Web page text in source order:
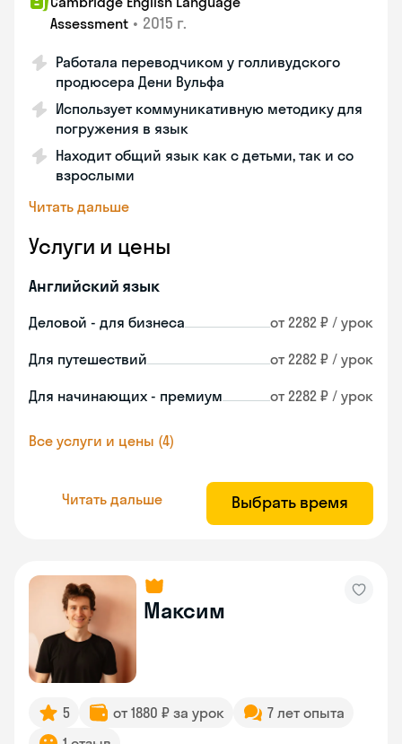
Assessment • 2015 г.
Работала переводчиком у голливудского
продюсера Дени Вульфа
Использует коммуникативную методику для
погружения в язык
Находит общий язык как с детьми, так и со
взрослыми
Читать дальше
Услуги и цены
Английский язык
Деловой - для бизнеса от 2282 ₽ / урок
Для путешествий от 2282 ₽ / урок
Для начинающих - премиум от 2282 ₽ / урок
Все услуги и цены (4)
Читать дальше Выбрать время
Максим
5 от 1880 ₽ за урок
7 лет опыта